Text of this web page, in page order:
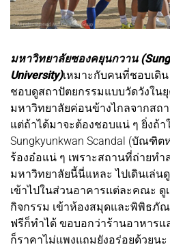
มหาวิทยาลัยซองคยุนกวาน
University)เหมาะกับคนที่ชอบเดิน
ชอบดูสถาปัตยกรรมแบบวัดวังใน
มหาวิทยาลัยค่อนข้างไกลจากสถ
แต่ถ้าได้มาจะต้องชอบแน่ ๆ ยิ่งถ้า
Sungkyunkwan Scandal (บัณฑิต
ร้องอ๋อแน่ ๆ เพราะสถานที่ถ่ายท
มหาวิทยาลัยนี้นี่แหละ ไปเดินเล่น
เข้าไปในส่วนอาคารแต่ละคณะ ดู
กิจกรรม เข้าห้องสมุดและพิพิธภั
ฟรีก็ทำได้ ขอบอกว่าร้านอาหารแ
ก็ราคาไม่แพงแถมยังอร่อยด้วยนะ